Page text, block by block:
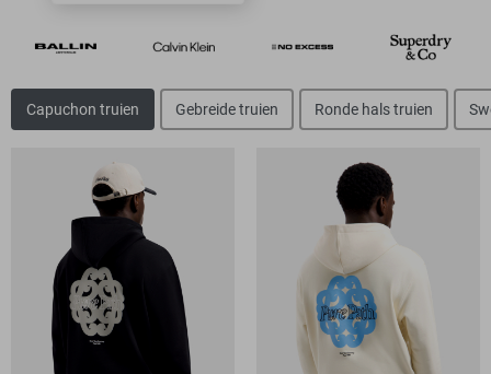
Capuchon truien Gebreide truien Ronde hals truien